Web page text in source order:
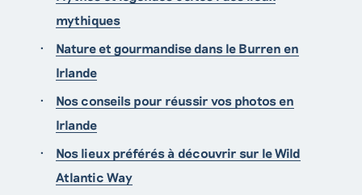
mythiques
Nature et gourmandise dans le Burren en
Irlande
Nos conseils pour réussir vos photos en
Irlande
Nos lieux préférés à découvrir sur le Wild
Atlantic Way